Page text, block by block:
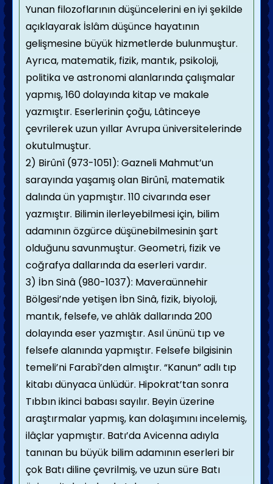
Yunan filozoflarının düşüncelerini en iyi şekilde
açıklayarak İslâm düşünce hayatının
gelişmesine büyük hizmetlerde bulunmuştur.
Ayrıca, matematik, fizik, mantık, psikoloji,
politika ve astronomi alanlarında çalışmalar
yapmış, 160 dolayında kitap ve makale
yazmıştır. Eserlerinin çoğu, Lâtinceye
çevrilerek uzun yıllar Avrupa üniversitelerinde
okutulmuştur.
2) Birûnî (973-1051): Gazneli Mahmut’un
sarayında yaşamış olan Birûnî, matematik
dalında ün yapmıştır. 110 civarında eser
yazmıştır. Bilimin ilerleyebilmesi için, bilim
adamının özgürce düşünebilmesinin şart
olduğunu savunmuştur. Geometri, fizik ve
coğrafya dallarında da eserleri vardır.
3) İbn Sinâ (980-1037): Maveraünnehir
Bölgesi’nde yetişen İbn Sinâ, fizik, biyoloji,
mantık, felsefe, ve ahlâk dallarında 200
dolayında eser yazmıştır. Asıl ününü tıp ve
felsefe alanında yapmıştır. Felsefe bilgisinin
temeli’ni Farabî’den almıştır. “Kanun” adlı tıp
kitabı dünyaca ünlüdür. Hipokrat’tan sonra
Tıbbın ikinci babası sayılır. Beyin üzerine
araştırmalar yapmış, kan dolaşımını incelemiş,
ilâçlar yapmıştır. Batı’da Avicenna adıyla
tanınan bu büyük bilim adamının eserleri bir
çok Batı diline çevrilmiş, ve uzun süre Batı